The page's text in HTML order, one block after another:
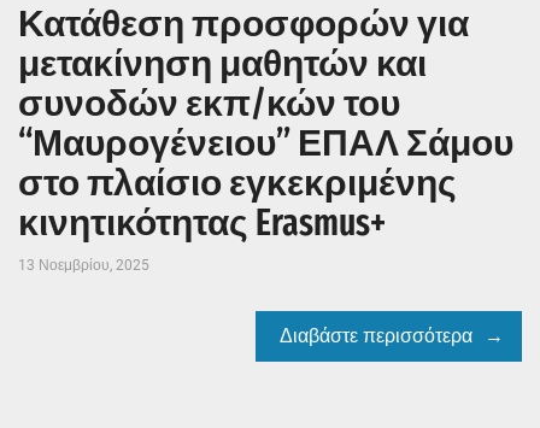
Κατάθεση προσφορών για
μετακίνηση μαθητών και
συνοδών εκπ/κών του
“Μαυρογένειου” ΕΠΑΛ Σάμου
στο πλαίσιο εγκεκριμένης
κινητικότητας Erasmus+
13 Νοεμβρίου, 2025
Διαβάστε περισσότερα